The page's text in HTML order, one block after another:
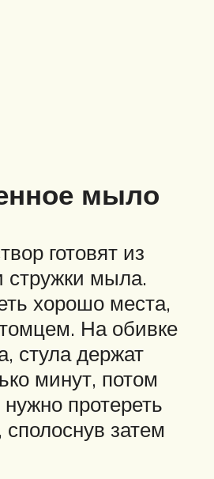
мыло
готовят из
стружки мыла.
хорошо места,
На обивке
стула держат
минут, потом
протереть
сполоснув затем